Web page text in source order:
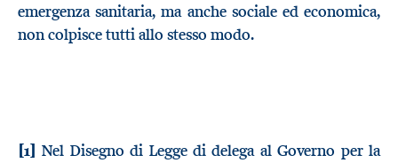
emergenza sanitaria, ma anche sociale ed economica,
non colpisce tutti allo stesso modo.
[1] Nel Disegno di Legge di delega al Governo per la